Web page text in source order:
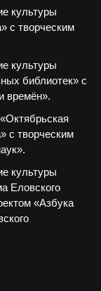
культуры
с творческим
культуры
библиотек» с
времён».
с творческим
культуры
Еловского
«Азбука